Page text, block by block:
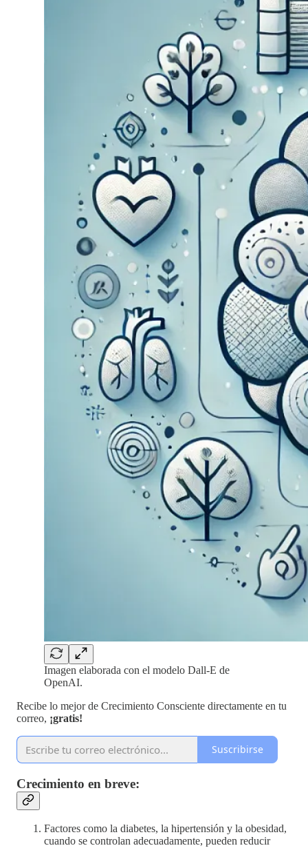
Imagen elaborada con el modelo Dall-E de
OpenAI.
Recibe lo mejor de Crecimiento Consciente directamente en tu
correo, ¡gratis!
Suscribirse
Crecimiento en breve:
Factores como la diabetes, la hipertensión y la obesidad,
cuando se controlan adecuadamente, pueden reducir